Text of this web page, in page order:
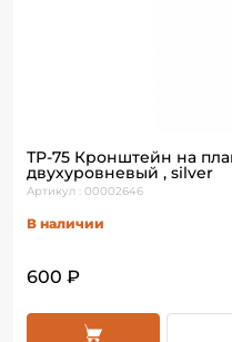
ТР-75 Кронштейн на
двухуровневый , silver
Артикул : 00002646
В наличии
600 ₽